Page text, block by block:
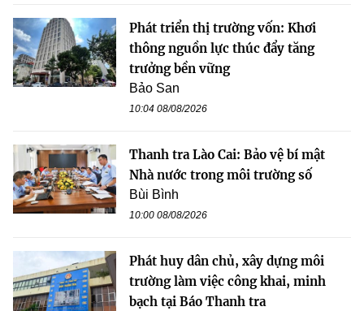
Phát triển thị trường vốn: Khơi
thông nguồn lực thúc đẩy tăng
trưởng bền vững
Bảo San
10:04 08/08/2026
Thanh tra Lào Cai: Bảo vệ bí mật
Nhà nước trong môi trường số
Bùi Bình
10:00 08/08/2026
Phát huy dân chủ, xây dựng môi
trường làm việc công khai, minh
bạch tại Báo Thanh tra